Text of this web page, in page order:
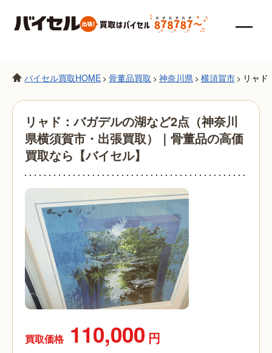
バイセル買取HOME > 骨董品買取 > 神奈川県 > 横須賀市 > リャ
リャド：バガデルの湖など2点（神奈川
県横須賀市・出張買取）｜骨董品の高価
買取なら【バイセル】
買取価格 110,000 円